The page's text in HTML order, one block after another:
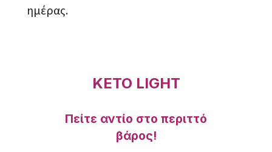
ημέρας.
KETO LIGHT
Πείτε αντίο στο περιττό
βάρος!